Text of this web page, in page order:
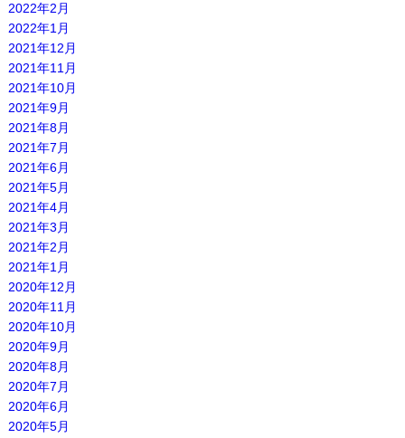
2022年2月
2022年1月
2021年12月
2021年11月
2021年10月
2021年9月
2021年8月
2021年7月
2021年6月
2021年5月
2021年4月
2021年3月
2021年2月
2021年1月
2020年12月
2020年11月
2020年10月
2020年9月
2020年8月
2020年7月
2020年6月
2020年5月